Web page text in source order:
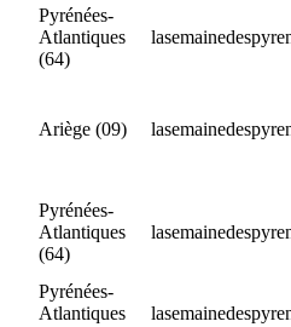
Pyrénées-
Atlantiques
(64)
Ariège (09)
Pyrénées-
Atlantiques
(64)
Pyrénées-
Atlantiques